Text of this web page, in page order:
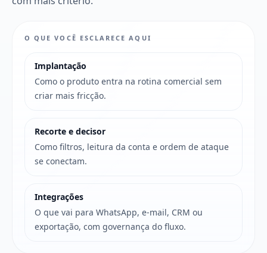
O QUE VOCÊ ESCLARECE AQUI
Implantação
Como o produto entra na rotina comercial sem
criar mais fricção.
Recorte e decisor
Como filtros, leitura da conta e ordem de ataque
se conectam.
Integrações
O que vai para WhatsApp, e-mail, CRM ou
exportação, com governança do fluxo.